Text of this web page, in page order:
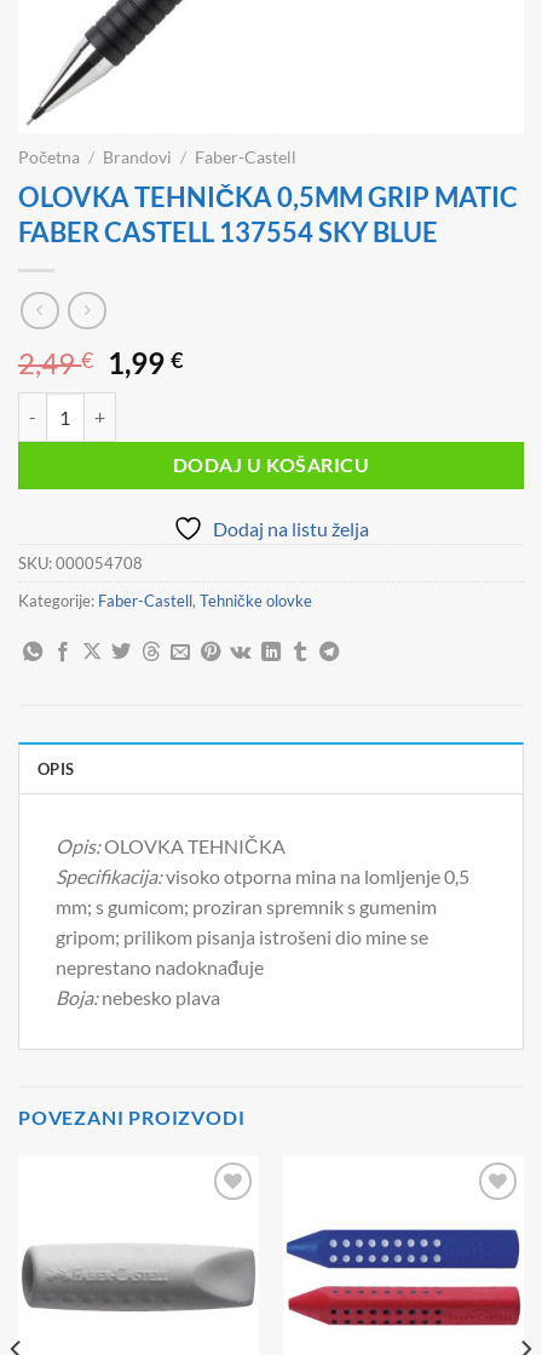
Početna / Brandovi / Faber-Castell
OLOVKA TEHNIČKA 0,5MM GRIP MATIC
FABER CASTELL 137554 SKY BLUE
2,49€
Izvorna
cijena
je:
2,49 €.
1,99€Trenutna
1,99 €.
DODAJ U KOŠARICU
Dodaj na listu želja
SKU:000054708
Kategorije: Faber-Castell, Tehničke olovke
OPIS
Opis:OLOVKA TEHNIČKA
Specifikacija:visoko otporna mina na lomljenje 0,5
mm; s gumicom; proziran spremnik s gumenim
gripom; prilikom pisanja istrošeni dio mine se
neprestano nadoknađuje
Boja:nebesko plava
POVEZANI PROIZVODI
Dodaj
na
listu
želja
listu
želja